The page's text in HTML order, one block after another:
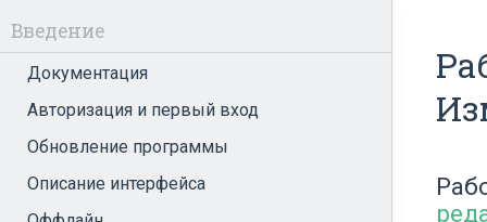
Введение
Документация
Авторизация и первый вход
Обновление программы
Описание интерфейса